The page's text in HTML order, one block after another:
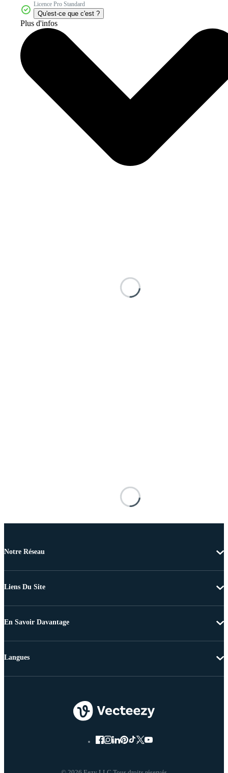
Licence Pro Standard
Qu'est-ce que c'est ?
Plus d'infos
Notre Réseau
Liens Du Site
En Savoir Davantage
Langues